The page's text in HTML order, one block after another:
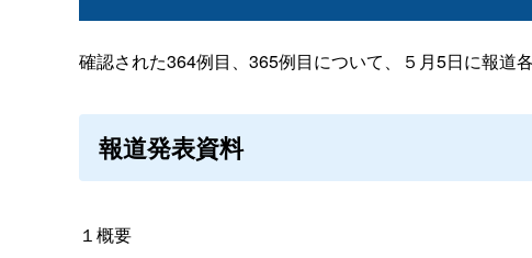
確認された364例目、365例目について、５月5日に報道
報道発表資料
１概要